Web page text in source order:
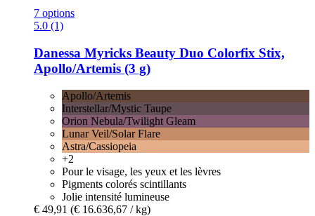
7 options
5.0 (1)
Danessa Myricks Beauty Duo Colorfix Stix,
Apollo/Artemis (3 g)
Apollo/Artemis
Interstellar/Mystic Taupe
Orion Nebula/Twilight Gleam
Lunar Veil/Solar Flare
Astra/Cassiopeia
+2
Pour le visage, les yeux et les lèvres
Pigments colorés scintillants
Jolie intensité lumineuse
€ 49,91 (€ 16.636,67 / kg)